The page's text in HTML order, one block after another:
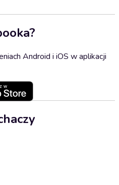
Android i iOS w aplikacji